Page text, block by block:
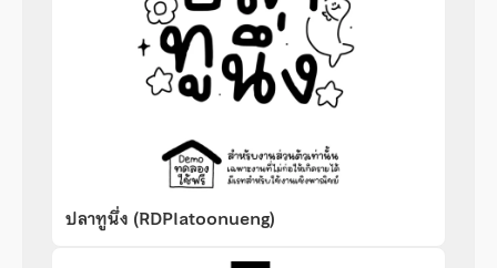
ปลาทูนึ่ง (RDPlatoonueng)